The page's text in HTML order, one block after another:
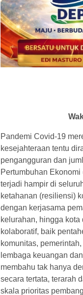
Pandemi Covid-19
kesejahteraan tentu
pengangguran dan
Pertumbuhan
terjadi hampir di
ketahanan (resiliensi)
dengan kerjasama
kelurahan, hingga
kolaboratif, baik
komunitas,
lembaga keuangan dan
membahu tak hanya
secara tertata, terarah
skala prioritas